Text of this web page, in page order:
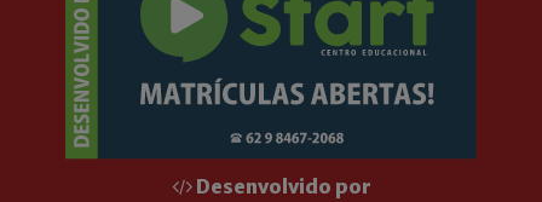
Desenvolvido por